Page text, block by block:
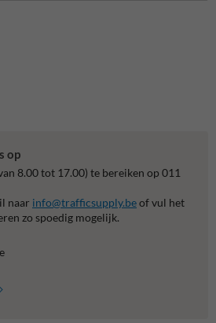
op
8.00 tot 17.00) te bereiken op 011
naar info@trafficsupply.beof vul het
zo spoedig mogelijk.